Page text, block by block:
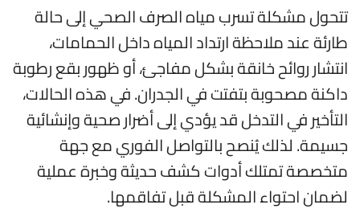
تتحول مشكلة تسرب مياه الصرف الصحي إلى حالة
طارئة عند ملاحظة ارتداد المياه داخل الحمامات،
انتشار روائح خانقة بشكل مفاجئ، أو ظهور بقع رطوبة
داكنة مصحوبة بتفتت في الجدران. في هذه الحالات،
التأخير في التدخل قد يؤدي إلى أضرار صحية وإنشائية
جسيمة. لذلك يُنصح بالتواصل الفوري مع جهة
متخصصة تمتلك أدوات كشف حديثة وخبرة عملية
لضمان احتواء المشكلة قبل تفاقمها.